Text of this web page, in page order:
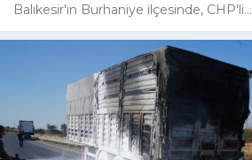
Balıkesir'in Burhaniye ilçesinde, CHP'li...